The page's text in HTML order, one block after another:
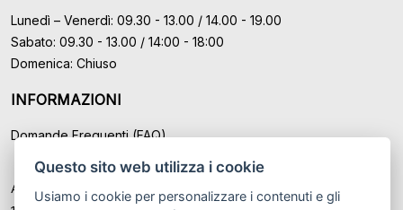
Questo sito web utilizza i cookie
Usiamo i cookie per personalizzare i contenuti e gli
Lunedì – Venerdì: 09.30 - 13.00 / 14.00 - 19.00
Sabato: 09.30 - 13.00 / 14:00 - 18:00
Domenica: Chiuso
INFORMAZIONI
Domande Frequenti (FAQ)
Auto Moto Usate Roma Srl sede di Marino - Roma, P.IVA: IT